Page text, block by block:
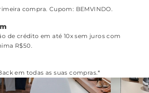
compra. Cupom: BEMVINDO.
de crédito em até 10x sem juros com
R$50.
em todas as suas compras.*